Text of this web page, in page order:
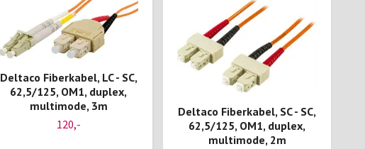
Deltaco Fiberkabel, LC - SC,
62,5/125, OM1, duplex,
multimode, 3m
120,-
Deltaco Fiberkabel, SC - SC,
62,5/125, OM1, duplex,
multimode, 2m